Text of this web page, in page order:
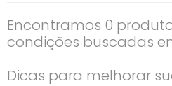
Encontramos 0
condições buscadas
Dicas para melhorar